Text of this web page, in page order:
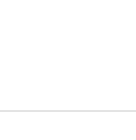
約534萬支懷